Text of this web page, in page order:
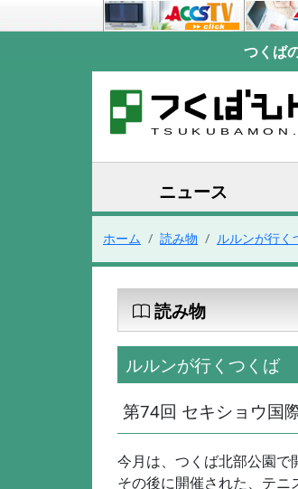
つくば
ニュース
ホーム 読み物 ルルンが行く
読み物
ルルンが行くつくば
第74回 セキショウ国
今月は、つくば北部公園で
その後に開催された、テニ